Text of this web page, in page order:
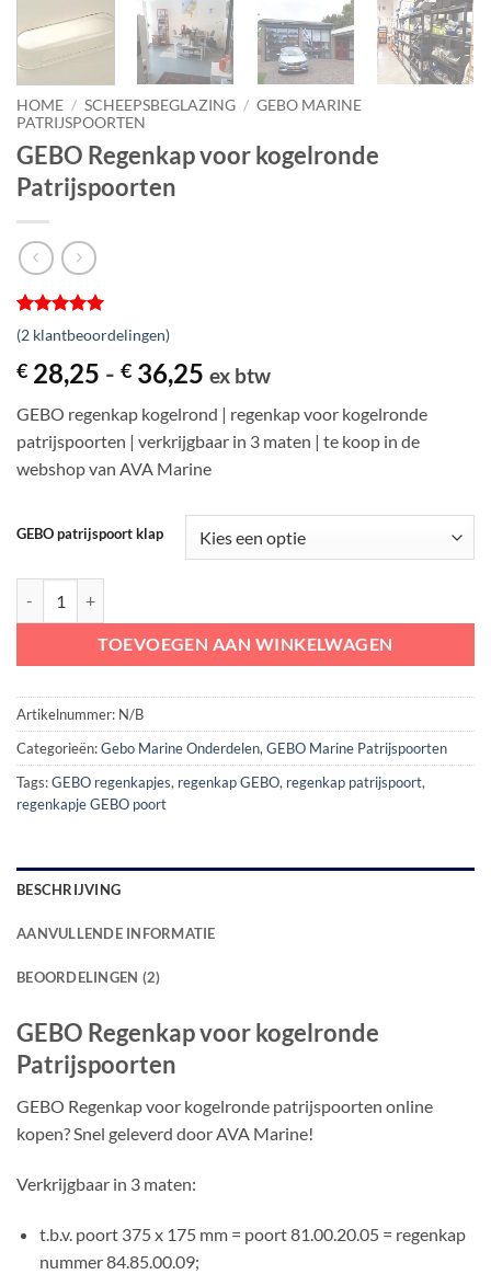
HOME / SCHEEPSBEGLAZING / GEBO MARINE
PATRIJSPOORTEN
GEBO Regenkap voor kogelronde
Patrijspoorten
Gewaardeerd
5op 5
gebaseerd
op
2
(2 klantbeoordelingen)
€ 28,25 - € 36,25 Prijsklasse:
tot
€ 36,25
ex btw
GEBO regenkap kogelrond | regenkap voor kogelronde
patrijspoorten | verkrijgbaar in 3 maten | te koop in de
webshop van AVA Marine
GEBO patrijspoort klap
TOEVOEGEN AAN WINKELWAGEN
Artikelnummer: N/B
Categorieën:Gebo Marine Onderdelen,GEBO Marine Patrijspoorten
Tags:GEBO regenkapjes, regenkap GEBO, regenkap patrijspoort,
regenkapje GEBO poort
BESCHRIJVING
AANVULLENDE INFORMATIE
BEOORDELINGEN (2)
GEBO Regenkap voor kogelronde
Patrijspoorten
GEBO Regenkap voor kogelronde patrijspoorten online
kopen? Snel geleverd door AVA Marine!
Verkrijgbaar in 3 maten:
t.b.v. poort 375 x 175 mm = poort 81.00.20.05 = regenkap
nummer 84.85.00.09;